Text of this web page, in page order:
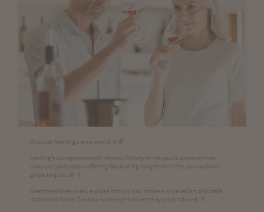
Discover Marling’s wine world 🍷🍇
Marling’s winegrowers and Merano Winery invite you to discover their
vineyards and cellars, offering fascinating insights into the journey from
grape to glass. 🌿🍷
Meet the winemakers, explore historic and modern wine cellars and taste
distinctive South Tyrolean wines right where they are produced. 🥂